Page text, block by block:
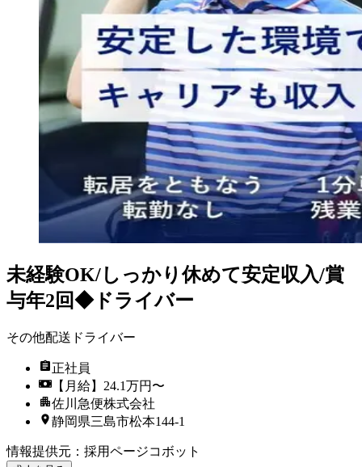
未経験OK/しっかり休めて安定収入/賞
与年2回◆ドライバー
その他配送ドライバー
正社員
【月給】24.1万円〜
佐川急便株式会社
静岡県三島市松本144-1
情報提供元 ： 採用ページコボット